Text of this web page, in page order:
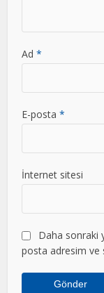
Ad*
E-posta*
İnternet sitesi
Daha sonraki
posta adresim ve